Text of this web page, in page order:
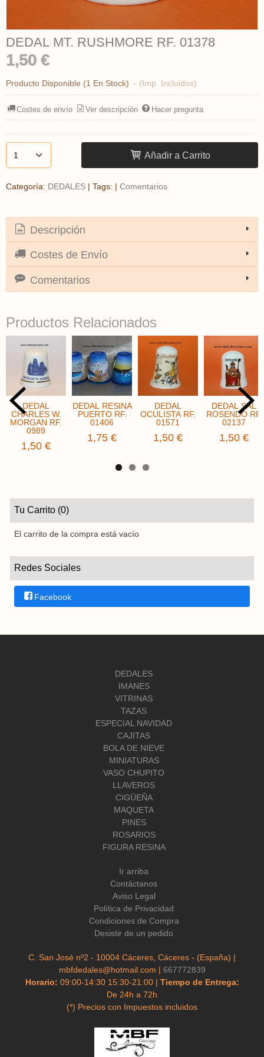
Tu Carrito (0)
El carrito de la compra está vacío
Redes Sociales
Facebook
DEDAL MT. RUSHMORE RF. 01378
1,50 €
Producto Disponible (1 En Stock) - (Imp. Incluidos)
Costes de envío Ver descripción Hacer pregunta
Añadir a Carrito
Categoría: DEDALES | Tags: | Comentarios
Descripción
Costes de Envío
Comentarios
Productos Relacionados
DEDAL
CHARLES W.
MORGAN RF.
0989
1,50 €
DEDAL RESINA
PUERTO RF.
01406
1,75 €
DEDAL
OCULISTA RF.
01571
1,50 €
DEDAL SAL
ROSENDO RF.
02137
1,50 €
DEDALES
IMANES
VITRINAS
TAZAS
ESPECIAL NAVIDAD
CAJITAS
BOLA DE NIEVE
MINIATURAS
VASO CHUPITO
LLAVEROS
CIGÜEÑA
MAQUETA
PINES
ROSARIOS
FIGURA RESINA
Ir arriba
Contáctanos
Aviso Legal
Política de Privacidad
Condiciones de Compra
Desistir de un pedido
C. San José nº2 - 10004 Cáceres, Cáceres - (España) |
mbfdedales@hotmail.com | 667772839
Horario: 09:00-14:30 15:30-21:00 | Tiempo de Entrega:
De 24h a 72h
(*) Precios con Impuestos incluidos